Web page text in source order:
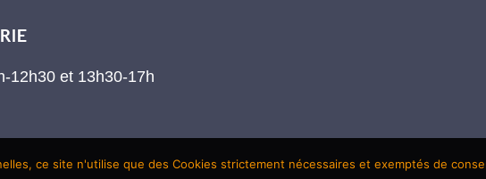
12h30 et 13h30-17h
ce site n'utilise que des Cookies strictement nécessaires et exemptés de